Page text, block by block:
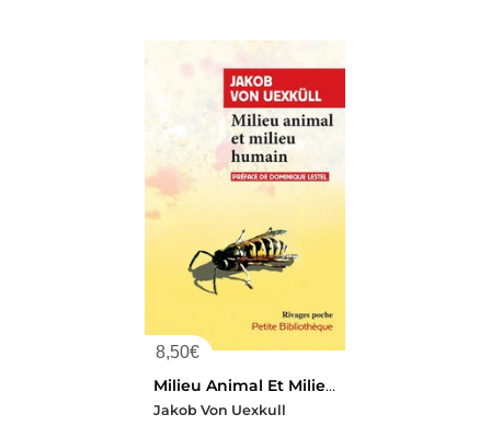
8,50€
Milieu Animal Et Milieu Humain
Jakob Von Uexkull